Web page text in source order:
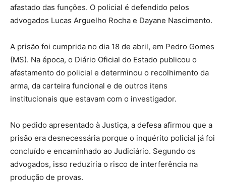
afastado das funções. O policial é defendido pelos
advogados Lucas Arguelho Rocha e Dayane Nascimento.
A prisão foi cumprida no dia 18 de abril, em Pedro Gomes
(MS). Na época, o Diário Oficial do Estado publicou o
afastamento do policial e determinou o recolhimento da
arma, da carteira funcional e de outros itens
institucionais que estavam com o investigador.
No pedido apresentado à Justiça, a defesa afirmou que a
prisão era desnecessária porque o inquérito policial já foi
concluído e encaminhado ao Judiciário. Segundo os
advogados, isso reduziria o risco de interferência na
produção de provas.